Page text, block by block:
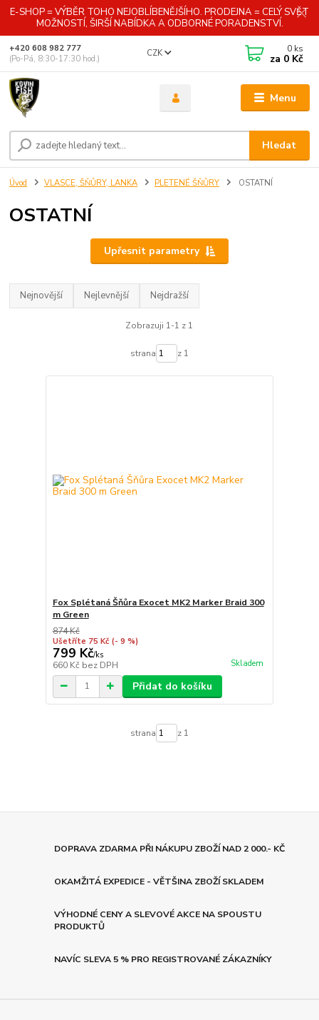
E-SHOP = VÝBĚR TOHO NEJOBLÍBENĚJŠÍHO. PRODEJNA = CELÝ SVĚT
MOŽNOSTÍ, ŠIRŠÍ NABÍDKA A ODBORNÉ PORADENSTVÍ.
Menu
CZK
Hledat
+420 608 982 777
(Po-Pá, 8:30-17:30 hod.)
0 ks
za 0 Kč
Úvod VLASCE, ŠŇŮRY, LANKA PLETENÉ ŠŇŮRY OSTATNÍ
OSTATNÍ
Upřesnit parametry
Nejnovější Nejlevnější Nejdražší
Zobrazuji 1-1 z 1
strana z 1
Fox Splétaná Šňůra Exocet MK2 Marker Braid 300
m Green
874 Kč
Ušetříte 75 Kč (- 9 %)
799 Kč/ks
660 Kč bez DPH Skladem
Přidat do košíku
strana z 1
DOPRAVA ZDARMA PŘI NÁKUPU ZBOŽÍ NAD 2 000.- KČ
OKAMŽITÁ EXPEDICE - VĚTŠINA ZBOŽÍ SKLADEM
VÝHODNÉ CENY A SLEVOVÉ AKCE NA SPOUSTU
PRODUKTŮ
NAVÍC SLEVA 5 % PRO REGISTROVANÉ ZÁKAZNÍKY